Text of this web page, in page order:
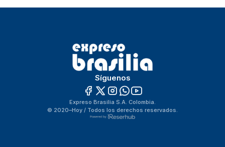
Síguenos
Expreso Brasilia S.A. Colombia.
© 2020–Hoy / Todos los derechos reservados.